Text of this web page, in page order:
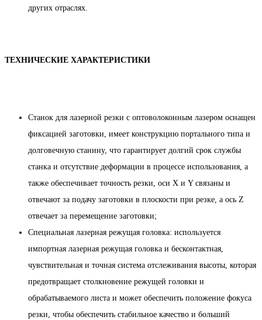
других отраслях.
ТЕХНИЧЕСКИЕ ХАРАКТЕРИСТИКИ
Станок для лазерной резки с оптоволоконным лазером оснащен
фиксацией заготовки, имеет конструкцию портального типа и
долговечную станину, что гарантирует долгий срок службы
станка и отсутствие деформации в процессе использования, а
также обеспечивает точность резки, оси Х и Y связаны и
отвечают за подачу заготовки в плоскости при резке, а ось Z
отвечает за перемещение заготовки;
Специальная лазерная режущая головка: используется
импортная лазерная режущая головка и бесконтактная,
чувствительная и точная система отслеживания высоты, которая
предотвращает столкновение режущей головки и
обрабатываемого листа и может обеспечить положение фокуса
резки, чтобы обеспечить стабильное качество и больший